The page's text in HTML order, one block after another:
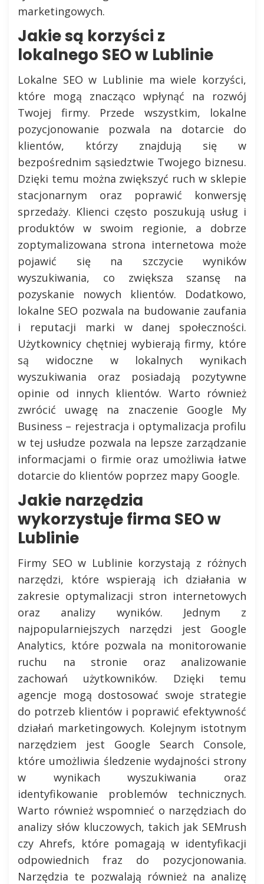
marketingowych.
Jakie są korzyści z
lokalnego SEO w Lublinie
Lokalne SEO w Lublinie ma wiele korzyści,
które mogą znacząco wpłynąć na rozwój
Twojej firmy. Przede wszystkim, lokalne
pozycjonowanie pozwala na dotarcie do
klientów, którzy znajdują się w
bezpośrednim sąsiedztwie Twojego biznesu.
Dzięki temu można zwiększyć ruch w sklepie
stacjonarnym oraz poprawić konwersję
sprzedaży. Klienci często poszukują usług i
produktów w swoim regionie, a dobrze
zoptymalizowana strona internetowa może
pojawić się na szczycie wyników
wyszukiwania, co zwiększa szansę na
pozyskanie nowych klientów. Dodatkowo,
lokalne SEO pozwala na budowanie zaufania
i reputacji marki w danej społeczności.
Użytkownicy chętniej wybierają firmy, które
są widoczne w lokalnych wynikach
wyszukiwania oraz posiadają pozytywne
opinie od innych klientów. Warto również
zwrócić uwagę na znaczenie Google My
Business – rejestracja i optymalizacja profilu
w tej usłudze pozwala na lepsze zarządzanie
informacjami o firmie oraz umożliwia łatwe
dotarcie do klientów poprzez mapy Google.
Jakie narzędzia
wykorzystuje firma SEO w
Lublinie
Firmy SEO w Lublinie korzystają z różnych
narzędzi, które wspierają ich działania w
zakresie optymalizacji stron internetowych
oraz analizy wyników. Jednym z
najpopularniejszych narzędzi jest Google
Analytics, które pozwala na monitorowanie
ruchu na stronie oraz analizowanie
zachowań użytkowników. Dzięki temu
agencje mogą dostosować swoje strategie
do potrzeb klientów i poprawić efektywność
działań marketingowych. Kolejnym istotnym
narzędziem jest Google Search Console,
które umożliwia śledzenie wydajności strony
w wynikach wyszukiwania oraz
identyfikowanie problemów technicznych.
Warto również wspomnieć o narzędziach do
analizy słów kluczowych, takich jak SEMrush
czy Ahrefs, które pomagają w identyfikacji
odpowiednich fraz do pozycjonowania.
Narzędzia te pozwalają również na analizę